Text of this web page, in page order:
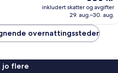
er
386 kr
inkludert skatter og avgifter
29. aug.–30. aug.
overnattingssteder
jo flere